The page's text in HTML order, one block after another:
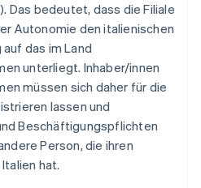
Das bedeutet, dass die Filiale
Autonomie den italienischen
das im Land
unterliegt. Inhaber/innen
müssen sich daher für die
lassen und
Beschäftigungspflichten
Person, die ihren
hat.